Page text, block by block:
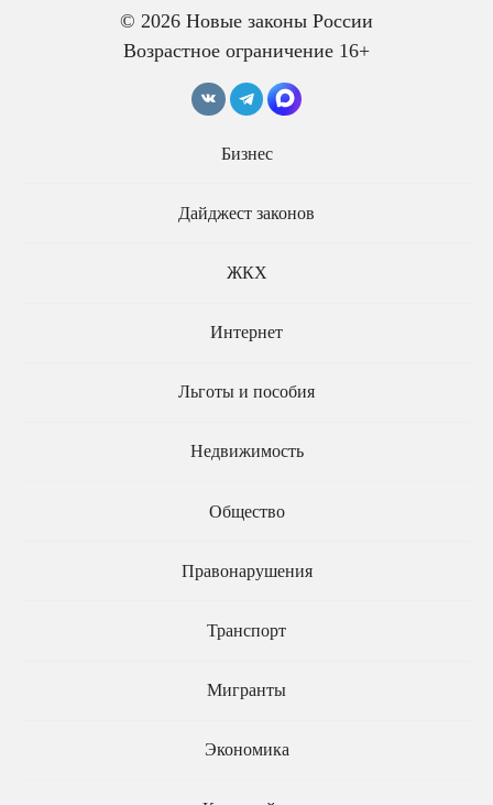
Многодетным родителям
бесплатно полученную
14 дней после рождения
многодетных семей
© 2026 Новые законы России
Возрастное ограничение 16+
Бизнес
Дайджест законов
ЖКХ
Интернет
Льготы и пособия
Недвижимость
Общество
Правонарушения
Транспорт
Мигранты
Экономика